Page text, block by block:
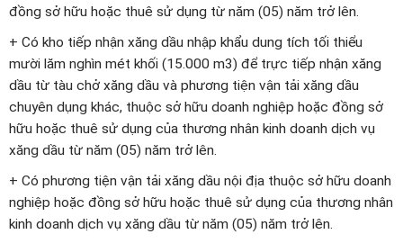
đồng sở hữu hoặc thuê sử dụng từ năm (05) năm trở lên.
+ Có kho tiếp nhận xăng dầu nhập khẩu dung tích tối thiểu
mười lăm nghìn mét khối (15.000 m3) để trực tiếp nhận xăng
dầu từ tàu chở xăng dầu và phương tiện vận tải xăng dầu
chuyên dụng khác, thuộc sở hữu doanh nghiệp hoặc đồng sở
hữu hoặc thuê sử dụng của thương nhân kinh doanh dịch vụ
xăng dầu từ năm (05) năm trở lên.
+ Có phương tiện vận tải xăng dầu nội địa thuộc sở hữu doanh
nghiệp hoặc đồng sở hữu hoặc thuê sử dụng của thương nhân
kinh doanh dịch vụ xăng dầu từ năm (05) năm trở lên.